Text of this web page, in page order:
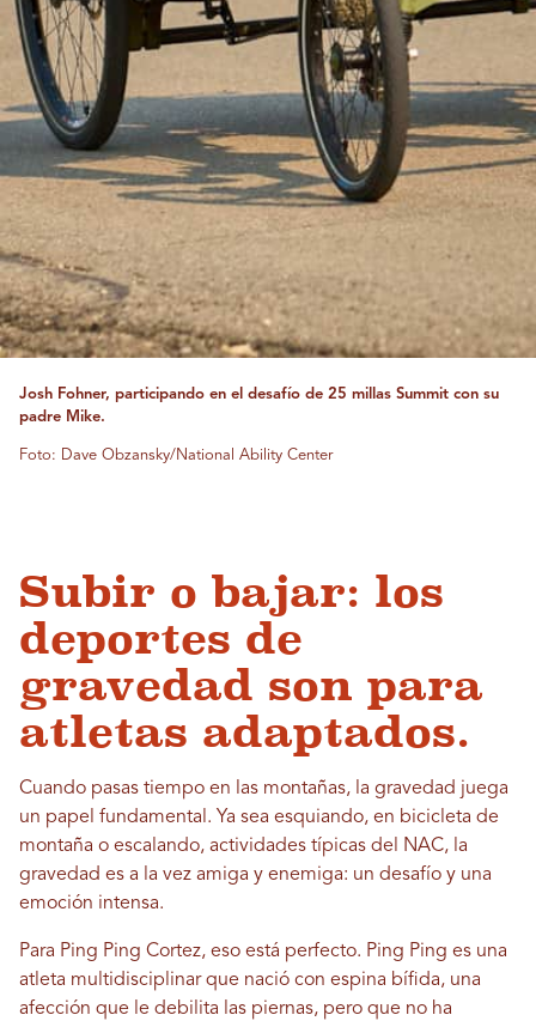
Josh Fohner, participando en el desafío de 25 millas Summit con su
padre Mike.
Foto: Dave Obzansky/National Ability Center
Subir o bajar: los
deportes de
gravedad son para
atletas adaptados.
Cuando pasas tiempo en las montañas, la gravedad juega
un papel fundamental. Ya sea esquiando, en bicicleta de
montaña o escalando, actividades típicas del NAC, la
gravedad es a la vez amiga y enemiga: un desafío y una
emoción intensa.
Para Ping Ping Cortez, eso está perfecto. Ping Ping es una
atleta multidisciplinar que nació con espina bífida, una
afección que le debilita las piernas, pero que no ha